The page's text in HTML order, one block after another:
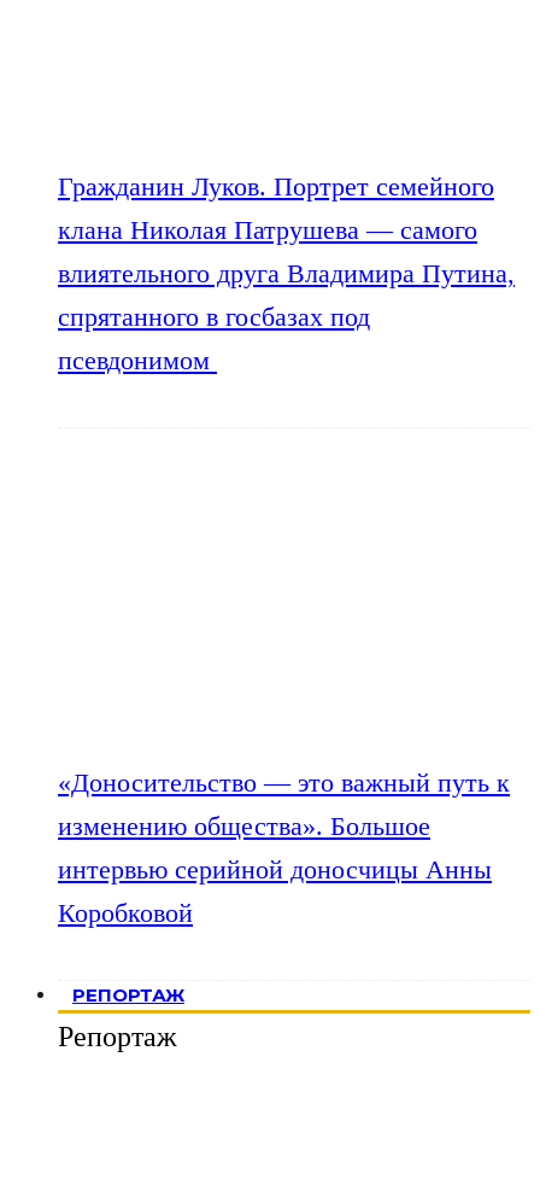
Гражданин Луков. Портрет семейного
клана Николая Патрушева — самого
влиятельного друга Владимира Путина,
спрятанного в госбазах под
псевдонимом
«Доносительство — это важный путь к
изменению общества». Большое
интервью серийной доносчицы Анны
Коробковой
РЕПОРТАЖ
Репортаж